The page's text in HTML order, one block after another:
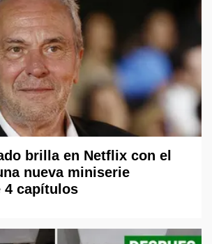
brilla en Netflix con el
nueva miniserie
4 capítulos